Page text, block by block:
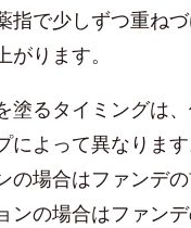
指で少しずつ重ね
ります。
塗るタイミングは
によって異なりま
の場合はファンデ
ンの場合はファン